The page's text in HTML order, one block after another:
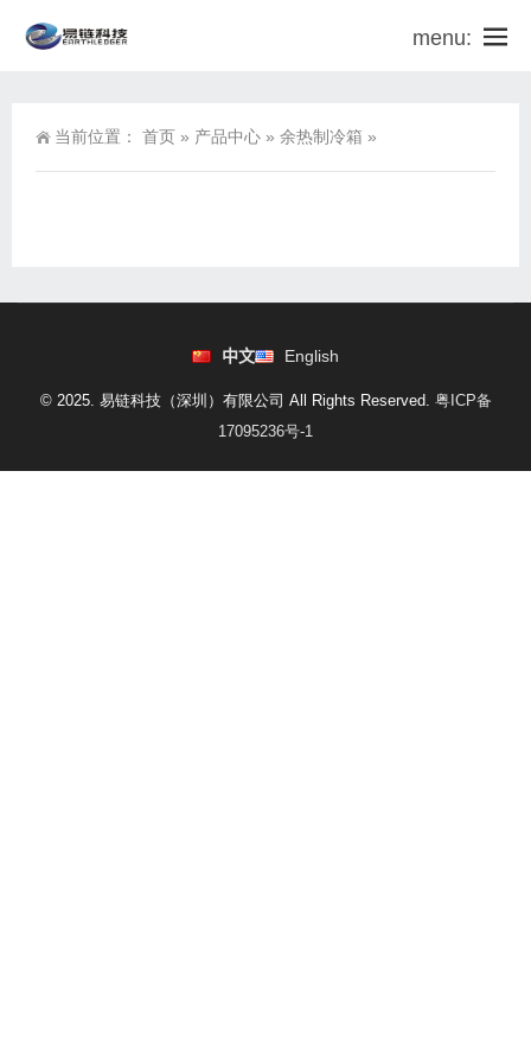
menu:
当前位置： 首页 » 产品中心 » 余热制冷箱 »
中文 English
© 2025. 易链科技（深圳）有限公司 All Rights Reserved. 粤ICP备
17095236号-1